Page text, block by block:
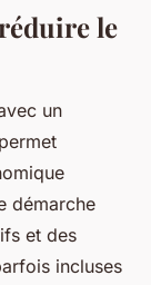
le
un
démarche
et des
incluses